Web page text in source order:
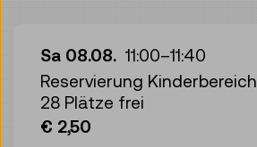
Sa 08.08. 11:00–11:40
Reservierung Kinderbereich
28 Plätze frei
€ 2,50